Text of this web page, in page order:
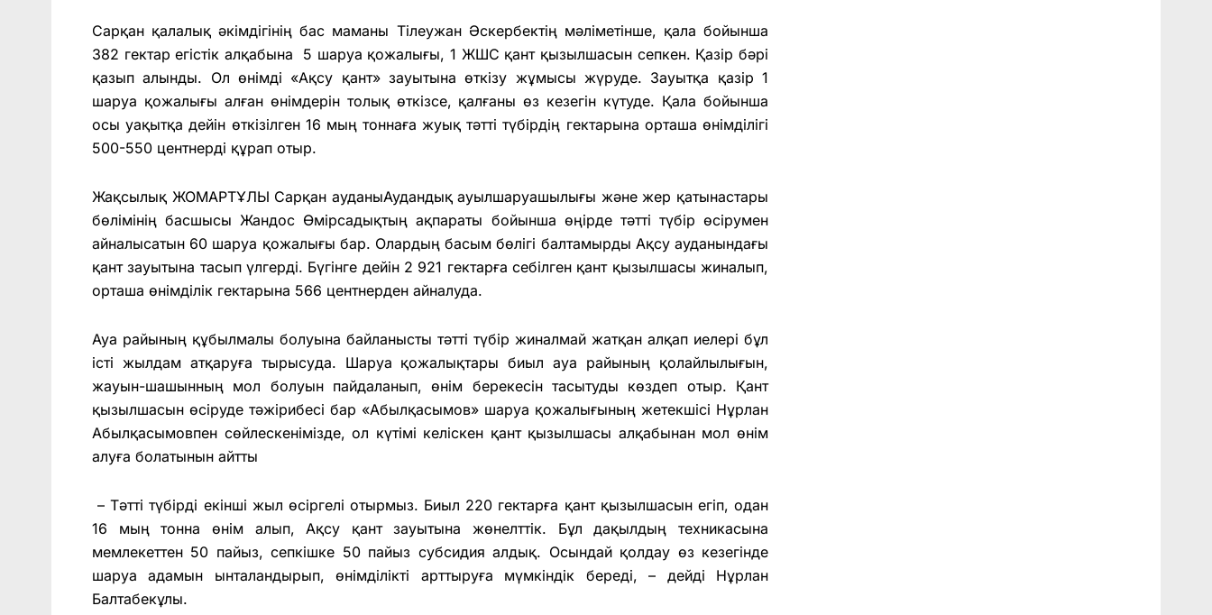
Сарқан қалалық әкімдігінің бас маманы Тілеужан Әскербектің мәліметінше, қала бойынша
382 гектар егістік алқабына 5 шаруа қожалығы, 1 ЖШС қант қызылшасын сепкен. Қазір бәрі
қазып алынды. Ол өнімді «Ақсу қант» зауытына өткізу жұмысы жүруде. Зауытқа қазір 1
шаруа қожалығы алған өнімдерін толық өткізсе, қалғаны өз кезегін күтуде. Қала бойынша
осы уақытқа дейін өткізілген 16 мың тоннаға жуық тәтті түбірдің гектарына орташа өнімділігі
500-550 центнерді құрап отыр.
Жақсылық ЖОМАРТҰЛЫ Сарқан ауданыАудандық ауылшаруашылығы және жер қатынастары
бөлімінің басшысы Жандос Өмірсадықтың ақпараты бойынша өңірде тәтті түбір өсірумен
айналысатын 60 шаруа қожалығы бар. Олардың басым бөлігі балтамырды Ақсу ауданындағы
қант зауытына тасып үлгерді. Бүгінге дейін 2 921 гектарға себілген қант қызылшасы жиналып,
орташа өнімділік гектарына 566 центнерден айналуда.
Ауа райының құбылмалы болуына байланысты тәтті түбір жиналмай жатқан алқап иелері бұл
істі жылдам атқаруға тырысу­да. Шаруа қожалықтары биыл ауа райының қолайлылығын,
жауын-шашынның мол болуын пайдаланып, өнім берекесін тасы­туды көздеп отыр. Қант
қызылшасын өсіруде тәжірибесі бар «Абылқасымов» шаруа қожалығының жетекшісі Нұрлан
Абылқасымовпен сөйлескенімізде, ол күтімі келіскен қант қызылшасы алқабынан мол өнім
алуға болатынын айтты
– Тәтті түбірді екінші жыл өсіргелі отырмыз. Биыл 220 гектарға қант қызылшасын егіп, одан
16 мың тонна өнім алып, Ақсу қант зауытына жөнелттік. Бұл дақылдың техникасына
мемлекеттен 50 пайыз, сепкішке 50 пайыз субсидия алдық. Осындай қолдау өз кезегінде
шаруа адамын ынталандырып, өнімділікті арттыруға мүмкіндік береді, – дейді Нұрлан
Балтабекұлы.